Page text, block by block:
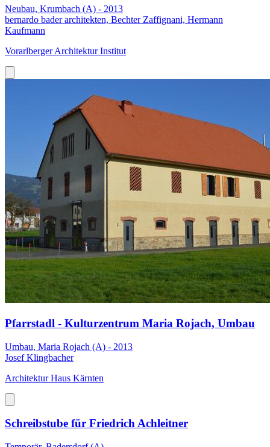
Neubau, Krumbach (A) - 2013
bernardo bader architekten, Bechter Zaffignani, Hermann
Kaufmann
Vorarlberger Architektur Institut
Pfarrstadl - Kulturzentrum Maria Rojach, Umbau
Umbau, Maria Rojach (A) - 2013
Josef Klingbacher
Architektur Haus Kärnten
Schreibstube für Friedrich Achleitner